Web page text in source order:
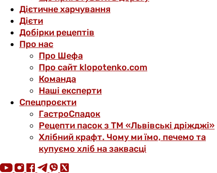
Дієтичне харчування
Дієти
Добірки рецептів
Про нас
Про Шефа
Про сайт klopotenko.com
Команда
Наші експерти
Спецпроєкти
ГастроСпадок
Рецепти пасок з ТМ «Львівські дріжджі»
Хлібний крафт. Чому ми їмо, печемо та
купуємо хліб на заквасці